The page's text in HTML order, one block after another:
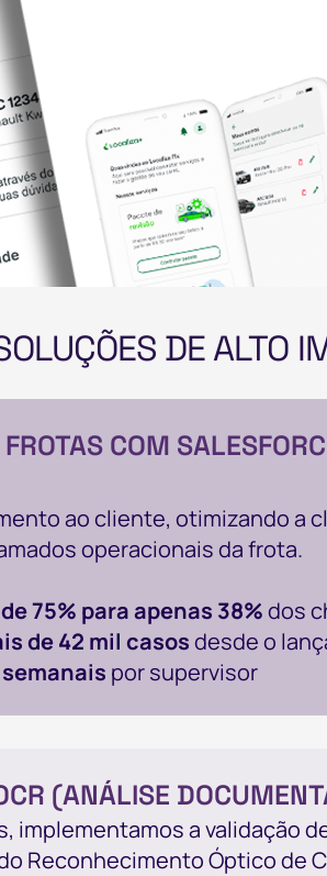
DE ALTO
COM
ao cliente, otimizando a
operacionais da frota.
de 75% para apenas 38%dos
de 42 mil casosdesde o
por supervisor
(ANÁLISE
implementamos a validação
Reconhecimento Óptico de